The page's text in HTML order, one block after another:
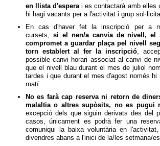
en llista d'espera i es contactarà amb elles
hi hagi vacants per a l'activitat i grup
En cas d'haver fet la inscripció per a
cursets, si el nen/a canvia de nivell, el
compromet a guardar plaça pel nivell
torn establert al fer la inscripció,
possible canvi horari associat al canvi de
que el nivell blau durant el mes de juliol
tardes i que durant el mes d'agost només hi
matí.
No es farà cap reserva ni retorn de
malaltia o altres supòsits, no es pugui
excepció dels que siguin derivats des del
casos, únicament es podrà fer una
comuniqui la baixa voluntària en
divendres abans a l'inici de la/les setmana/